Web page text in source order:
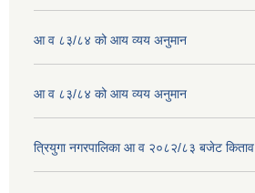
आ व ८३/८४ को आय व्यय अनुमान
आ व ८३/८४ को आय व्यय अनुमान
त्रियुगा नगरपालिका आ व २०८२/८३ बजेट किताव